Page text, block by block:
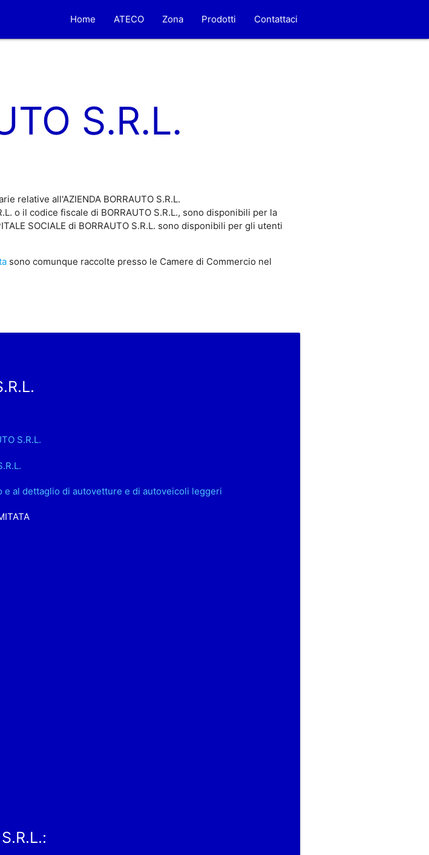
Home ATECO Zona Prodotti Contattaci
S.R.L.
relative all'AZIENDA BORRAUTO S.R.L.
o il codice fiscale di BORRAUTO S.R.L., sono disponibili per la
SOCIALE di BORRAUTO S.R.L. sono disponibili per gli utenti
sono comunque raccolte presso le Camere di Commercio nel
S.R.L.
e al dettaglio di autovetture e di autoveicoli leggeri